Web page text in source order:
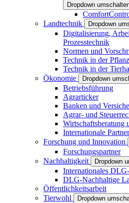
Dropdown
Landtechnik
Dropdown
Digitalisierung,
Prozesstechnik
Normen und
Technik in der
Technik in der
Ökonomie
Dropdown
Betriebsführung
Agrarticker
Banken und
Agrar- und
Wirtschaftsberatung
Internationale
Forschung und Innovation
Forschungspartner
Nachhaltigkeit
Dropdown
Internationales
DLG-Nachhaltige
Öffentlichkeitsarbeit
Tierwohl
Dropdown